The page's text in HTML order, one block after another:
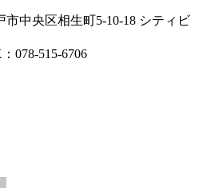
中央区相生町5-10-18 シティビ
078-515-6706